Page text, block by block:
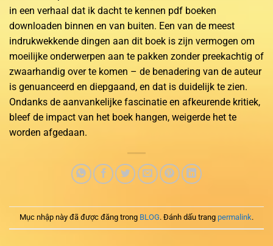
in een verhaal dat ik dacht te kennen pdf boeken
downloaden binnen en van buiten. Een van de meest
indrukwekkende dingen aan dit boek is zijn vermogen om
moeilijke onderwerpen aan te pakken zonder preekachtig of
zwaarhandig over te komen – de benadering van de auteur
is genuanceerd en diepgaand, en dat is duidelijk te zien.
Ondanks de aanvankelijke fascinatie en afkeurende kritiek,
bleef de impact van het boek hangen, weigerde het te
worden afgedaan.
Mục nhập này đã được đăng trong BLOG. Đánh dấu trang permalink.